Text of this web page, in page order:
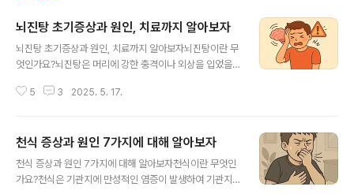
뇌진탕 초기증상과 원인, 치료까지 알아보자
뇌진탕 초기증상과 원인, 치료까지 알아보자뇌진탕이란 무
엇인가요?뇌진탕은 머리에 강한 충격이나 외상을 입었을
진탕은 뇌 조직이 직접 손상되지 않더라도 뇌의 움직임으
만 적절히 뇌진탕 치료하지 않으면 장기적인 후유증으로
이어질 수 있어 뇌진탕 초기증상 파악과 조기 대응이 중요
합니다.뇌진탕 초기증상, 어떤 신호들이 있나요?두통: 가장
5 3 2025. 5. 17.
천식 증상과 원인 7가지에 대해 알아보자
천식 증상과 원인 7가지에 대해 알아보자천식이란 무엇인
가요?천식은 기관지에 만성적인 염증이 발생하여 기관지